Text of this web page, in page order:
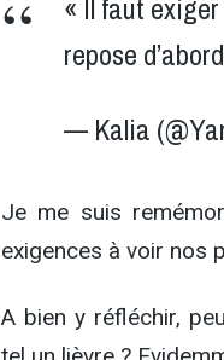
« Il faut
repose
— Kalia
Je me suis
exigences à voir nos
A bien y réfléchir,